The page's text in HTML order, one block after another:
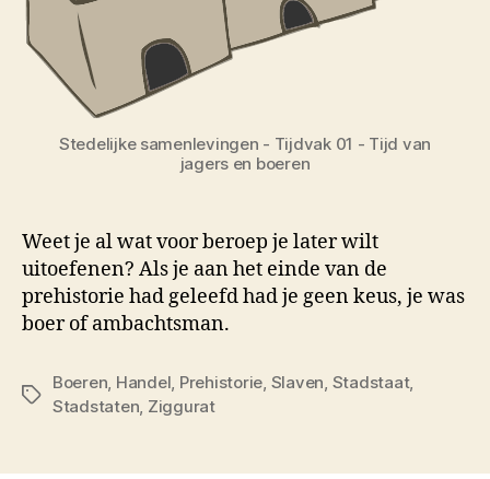
Stedelijke samenlevingen - Tijdvak 01 - Tijd van
jagers en boeren
Weet je al wat voor beroep je later wilt
uitoefenen? Als je aan het einde van de
prehistorie had geleefd had je geen keus, je was
boer of ambachtsman.
Tags
Boeren, Handel, Prehistorie, Slaven, Stadstaat,
Stadstaten, Ziggurat